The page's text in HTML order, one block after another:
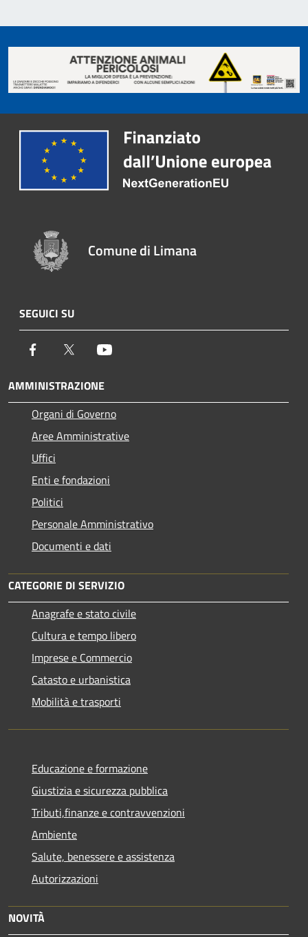
Comune di Limana
SEGUICI SU
Facebook Twitter
AMMINISTRAZIONE
Organi di Governo
Aree Amministrative
Uffici
Enti e fondazioni
Politici
Personale Amministrativo
Documenti e dati
CATEGORIE DI SERVIZIO
Anagrafe e stato civile
Cultura e tempo libero
Imprese e Commercio
Catasto e urbanistica
Mobilità e trasporti
Educazione e formazione
Giustizia e sicurezza pubblica
Tributi,finanze e contravvenzioni
Ambiente
Salute, benessere e assistenza
Autorizzazioni
NOVITÀ